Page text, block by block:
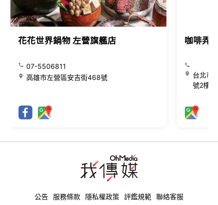
花花世界鍋物 左營旗艦店
07-5506811
高雄市左營區安吉街468號
咖啡弄
台北市
號2樓
公告 服務條款 隱私權政策 評鑑規範 聯絡客服